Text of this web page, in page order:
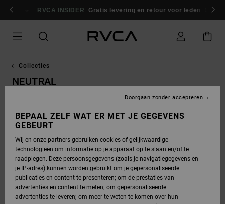
NAAR
RVCA INSIDER Gratis levering en retour voor leden
Collecties
NEUTRAL
BEPAAL ZELF WAT ER MET JE GEGEVENS
GEBEURT
Wij en onze partners gebruiken cookies of gelijkwaardige
technologieën om informatie op je apparaat op te slaan en/of te
raadplegen. Deze persoonsgegevens (zoals je navigatiegegevens en
je IP-adres) kunnen worden gebruikt om je gepersonaliseerde
publicaties en content te presenteren; om de prestaties van
advertenties en content te meten; om gepersonaliseerde
advertenties te leveren; om meer te weten te komen over hun
Doorgaan zonder accepteren